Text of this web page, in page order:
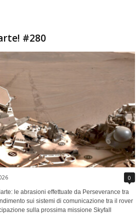
#280
0
le abrasioni effettuate da Perseverance tra
sui sistemi di comunicazione tra il rover
sulla prossima missione Skyfall